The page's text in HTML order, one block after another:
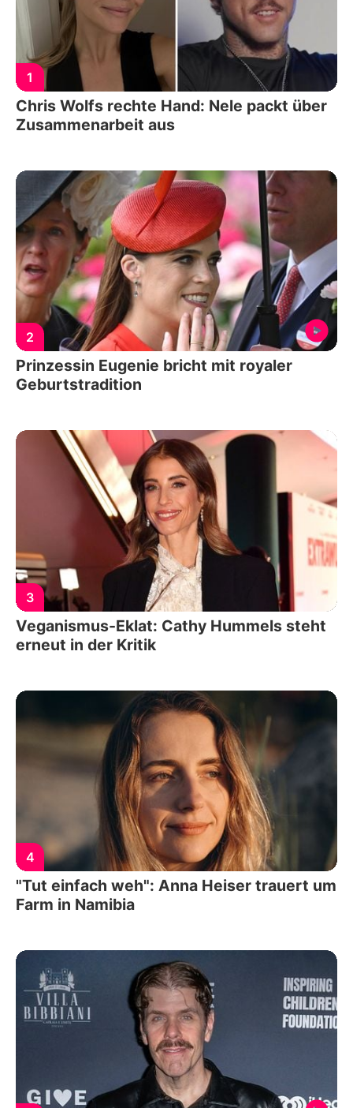
1
Chris Wolfs rechte Hand: Nele packt über
Zusammenarbeit aus
2
Prinzessin Eugenie bricht mit royaler
Geburtstradition
3
Veganismus-Eklat: Cathy Hummels steht
erneut in der Kritik
4
"Tut einfach weh": Anna Heiser trauert um
Farm in Namibia